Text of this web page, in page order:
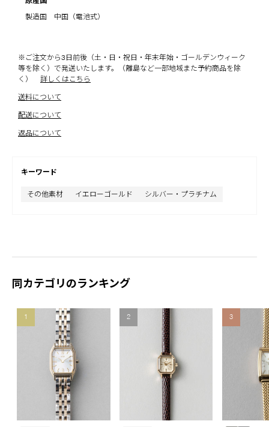
製造国 中国（電池式）
※ご注文から3日前後（土・日・祝日・年末年始・ゴールデンウィーク
等を除く）で発送いたします。（離島など一部地域また予約商品を除
く）
詳しくはこちら
送料について
配送について
返品について
キーワード
その他素材 イエローゴールド シルバー・プラチナム
同カテゴリのランキング
1 2 3